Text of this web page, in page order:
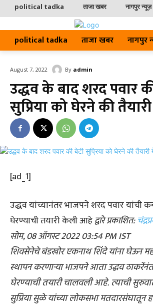
political tadka ताजा खबर नागपुर न्यूज़
political tadka ताजा खबर नागपुर
August 7, 2022 By admin
उद्धव के बाद शरद पवार
सुप्रिया को घेरने की
[ad_1]
उद्धव यांच्यानंतर भाजपने शरद पवार यांची
घेरण्याची तयारी केली आहेद्वारे प्रकाशित:
सोम, 08 ऑगस्ट 2022 03:54 PM IST
शिवसेनेचे बंडखोर एकनाथ शिंदे यांना घेऊन
स्थापन करणाऱ्या भाजपने आता उद्धव
घेरण्याची तयारी चालवली आहे. त्याची
सुप्रिया सुळे यांच्या लोकसभा मतदारसंघातून